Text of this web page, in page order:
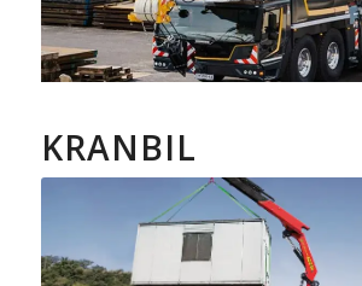
KRANBIL